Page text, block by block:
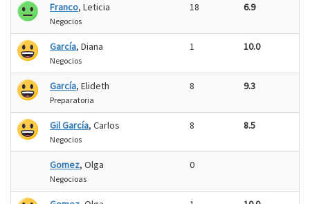
Franco, Leticia
Negocios
18 6.9
García, Diana
Negocios
1 10.0
García, Elideth
Preparatoria
8 9.3
Gil García, Carlos
Negocios
8 8.5
Gomez, Olga
Negocioas
0